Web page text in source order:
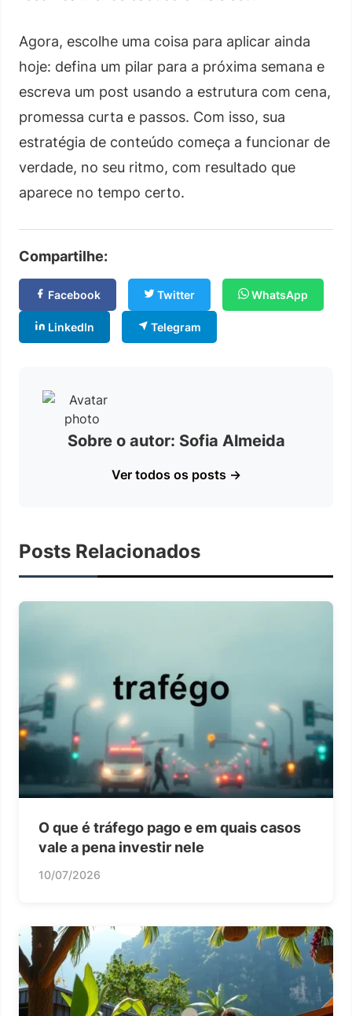
Agora, escolhe uma coisa para aplicar ainda
hoje: defina um pilar para a próxima semana e
escreva um post usando a estrutura com cena,
promessa curta e passos. Com isso, sua
estratégia de conteúdo começa a funcionar de
verdade, no seu ritmo, com resultado que
aparece no tempo certo.
Compartilhe:
Facebook Twitter WhatsApp
LinkedIn Telegram
Sobre o autor: Sofia Almeida
Ver todos os posts →
Posts Relacionados
O que é tráfego pago e em quais casos
vale a pena investir nele
10/07/2026